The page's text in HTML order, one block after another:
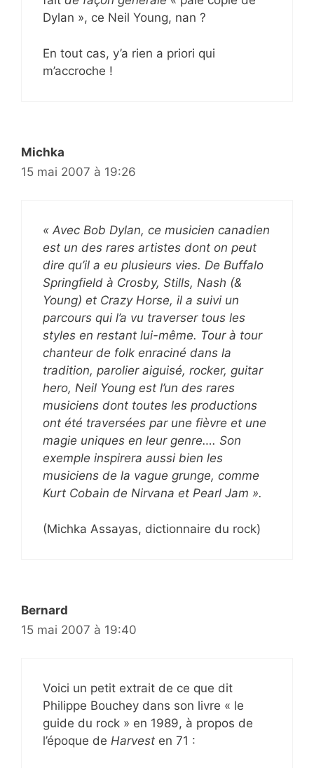
Dylan », ce Neil Young, nan ?
En tout cas, y’a rien a priori qui
m’accroche !
Michka
15 mai 2007 à 19:26
« Avec Bob Dylan, ce musicien canadien
est un des rares artistes dont on peut
dire qu’il a eu plusieurs vies. De Buffalo
Springfield à Crosby, Stills, Nash (&
Young) et Crazy Horse, il a suivi un
parcours qui l’a vu traverser tous les
styles en restant lui-même. Tour à tour
chanteur de folk enraciné dans la
tradition, parolier aiguisé, rocker, guitar
hero, Neil Young est l’un des rares
musiciens dont toutes les productions
ont été traversées par une fièvre et une
magie uniques en leur genre…. Son
exemple inspirera aussi bien les
musiciens de la vague grunge, comme
Kurt Cobain de Nirvana et Pearl Jam ».
(Michka Assayas, dictionnaire du rock)
Bernard
15 mai 2007 à 19:40
Voici un petit extrait de ce que dit
Philippe Bouchey dans son livre « le
guide du rock » en 1989, à propos de
l’époque de Harvest en 71 :